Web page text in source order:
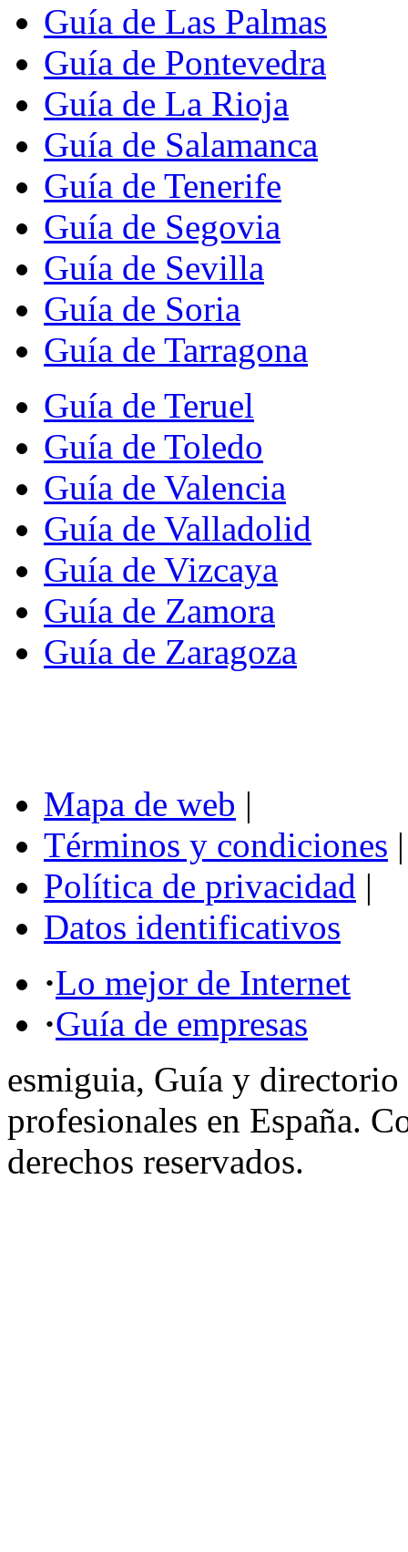
Guía de Las Palmas
Guía de Pontevedra
Guía de La Rioja
Guía de Salamanca
Guía de Tenerife
Guía de Segovia
Guía de Sevilla
Guía de Soria
Guía de Tarragona
Guía de Teruel
Guía de Toledo
Guía de Valencia
Guía de Valladolid
Guía de Vizcaya
Guía de Zamora
Guía de Zaragoza
Mapa de web |
Términos y condiciones |
Política de privacidad |
Datos identificativos
·Lo mejor de Internet
·Guía de empresas
esmiguia, Guía y directorio
profesionales en España.
derechos reservados.